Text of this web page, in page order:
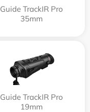
Guide TrackIR Pro
35mm
Guide TrackIR Pro
19mm